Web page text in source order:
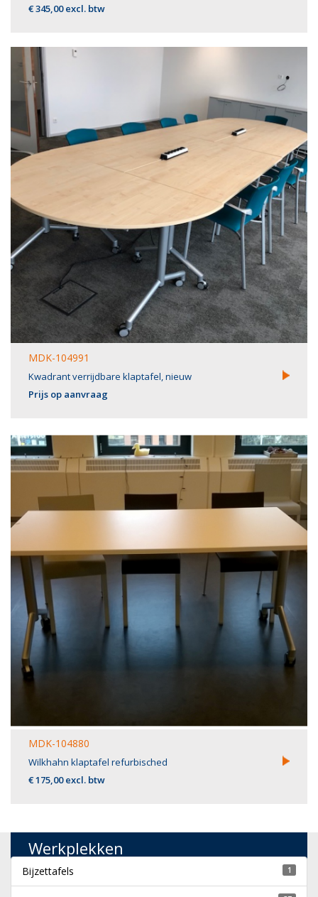
€ 345,00 excl. btw
MDK-104991
Kwadrant verrijdbare klaptafel, nieuw
Prijs op aanvraag
MDK-104880
Wilkhahn klaptafel refurbisched
€ 175,00 excl. btw
Werkplekken
Bijzettafels 1